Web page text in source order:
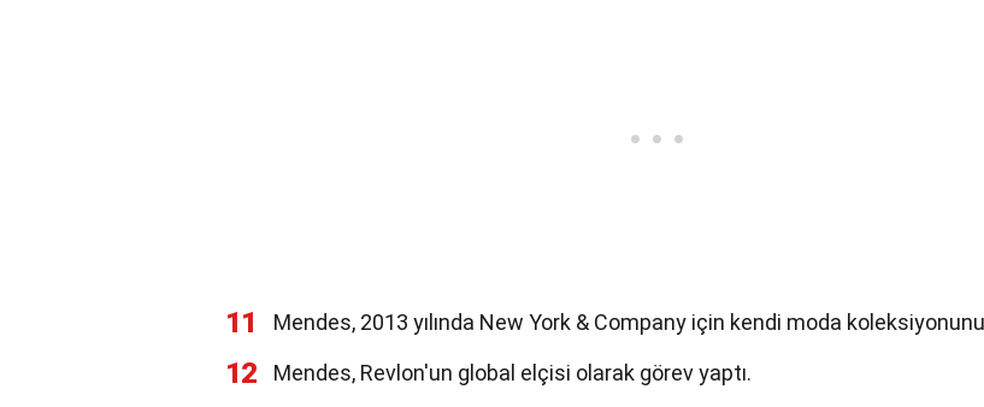
11 Mendes, 2013 yılında New York & Company için kendi moda koleksiyonunu
12 Mendes, Revlon'un global elçisi olarak görev yaptı.